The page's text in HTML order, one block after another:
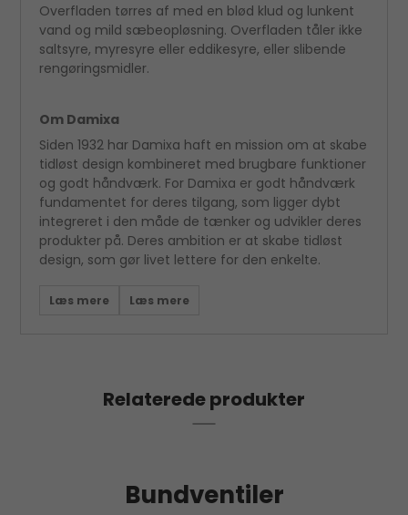
Overfladen tørres af med en blød klud og lunkent
vand og mild sæbeopløsning. Overfladen tåler ikke
saltsyre, myresyre eller eddikesyre, eller slibende
rengøringsmidler.
Om Damixa
Siden 1932 har Damixa haft en mission om at skabe
tidløst design kombineret med brugbare funktioner
og godt håndværk. For Damixa er godt håndværk
fundamentet for deres tilgang, som ligger dybt
integreret i den måde de tænker og udvikler deres
produkter på. Deres ambition er at skabe tidløst
design, som gør livet lettere for den enkelte.
Relaterede produkter
Bundventiler